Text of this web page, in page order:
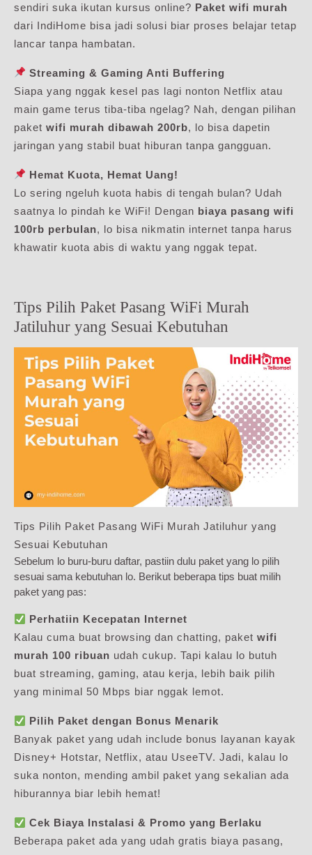
sendiri suka ikutan kursus online? Paket wifi murah
dari IndiHome bisa jadi solusi biar proses belajar tetap
lancar tanpa hambatan.
Streaming & Gaming Anti Buffering
Siapa yang nggak kesel pas lagi nonton Netflix atau
main game terus tiba-tiba ngelag? Nah, dengan pilihan
paket wifi murah dibawah 200rb, lo bisa dapetin
jaringan yang stabil buat hiburan tanpa gangguan.
Hemat Kuota, Hemat Uang!
Lo sering ngeluh kuota habis di tengah bulan? Udah
saatnya lo pindah ke WiFi! Dengan biaya pasang wifi
100rb perbulan, lo bisa nikmatin internet tanpa harus
khawatir kuota abis di waktu yang nggak tepat.
Tips Pilih Paket Pasang WiFi Murah
Jatiluhur yang Sesuai Kebutuhan
Tips Pilih Paket Pasang WiFi Murah Jatiluhur yang
Sesuai Kebutuhan
Sebelum lo buru-buru daftar, pastiin dulu paket yang lo pilih
sesuai sama kebutuhan lo. Berikut beberapa tips buat milih
paket yang pas:
Perhatiin Kecepatan Internet
Kalau cuma buat browsing dan chatting, paket wifi
murah 100 ribuan udah cukup. Tapi kalau lo butuh
buat streaming, gaming, atau kerja, lebih baik pilih
yang minimal 50 Mbps biar nggak lemot.
Pilih Paket dengan Bonus Menarik
Banyak paket yang udah include bonus layanan kayak
Disney+ Hotstar, Netflix, atau UseeTV. Jadi, kalau lo
suka nonton, mending ambil paket yang sekalian ada
hiburannya biar lebih hemat!
Cek Biaya Instalasi & Promo yang Berlaku
Beberapa paket ada yang udah gratis biaya pasang,